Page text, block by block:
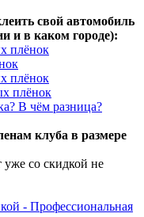
свой автомобиль
и в каком городе):
плёнок
плёнок
плёнок
В чём разница?
клуба в размере
уже со скидкой не
- Профессиональная